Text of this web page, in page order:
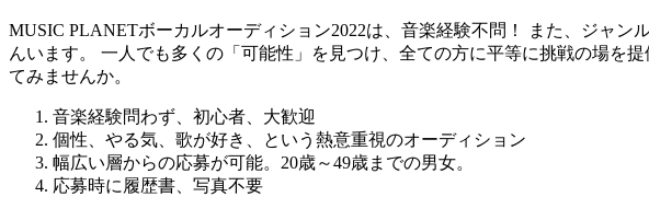
MUSIC PLANETボーカルオーディション2022は、音楽経験不問！ また、ジャ
んいます。 一人でも多くの「可能性」を見つけ、全ての方に平等に挑戦の場を
てみませんか。
音楽経験問わず、初心者、大歓迎
個性、やる気、歌が好き、という熱意重視のオーディション
幅広い層からの応募が可能。20歳～49歳までの男女。
応募時に履歴書、写真不要